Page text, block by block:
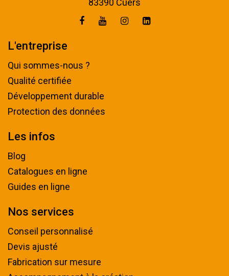
83390 Cuers
L'entreprise
Qui sommes-nous ?
Qualité certifiée
Développement durable
Protection des données
Les infos
Blog
Catalogues en ligne
Guides en ligne
Nos services
Conseil personnalisé
Devis ajusté
Fabrication sur mesure